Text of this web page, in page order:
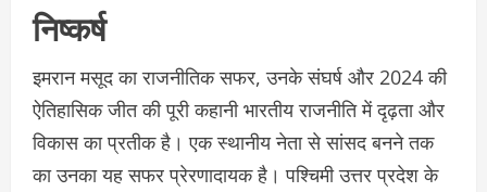
निष्कर्ष
इमरान मसूद का राजनीतिक सफर, उनके संघर्ष और 2024 की
ऐतिहासिक जीत की पूरी कहानी भारतीय राजनीति में दृढ़ता और
विकास का प्रतीक है। एक स्थानीय नेता से सांसद बनने तक
का उनका यह सफर प्रेरणादायक है। पश्चिमी उत्तर प्रदेश के